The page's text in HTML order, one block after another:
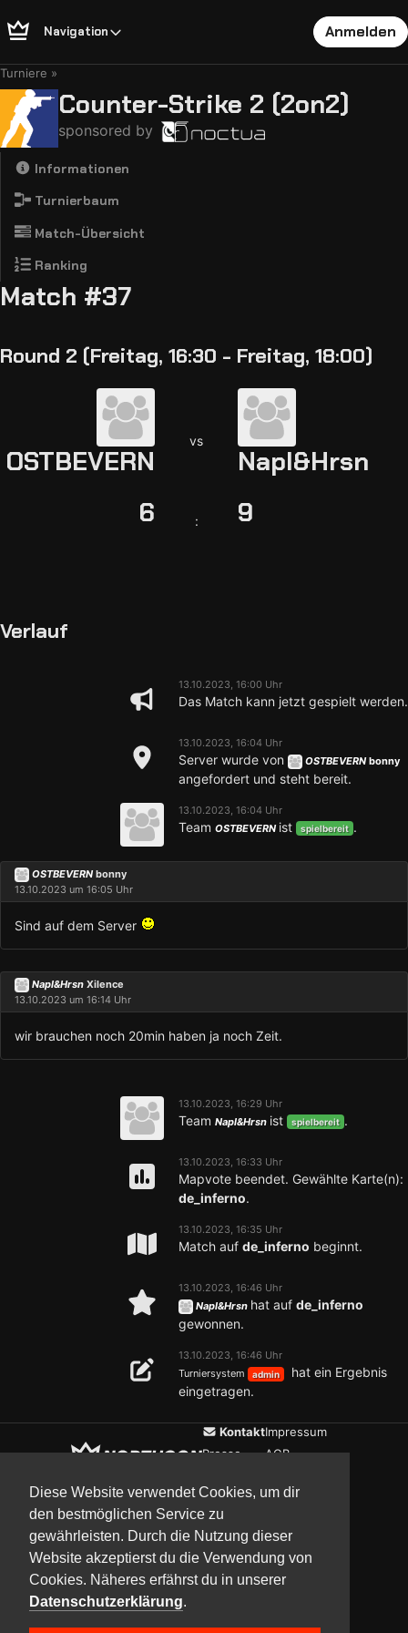
Diese Website verwendet Cookies, um dir
den bestmöglichen Service zu
gewährleisten. Durch die Nutzung dieser
Website akzeptierst du die Verwendung von
Cookies. Näheres erfährst du in unserer
Datenschutzerklärung.
Navigation Anmelden
Turniere
Counter-Strike 2 (2on2)
sponsored by
Informationen
Turnierbaum
Match-Übersicht
Ranking
Match #37
Round 2 (Freitag, 16:30 - Freitag, 18:00)
OSTBEVERN
vs
Napl&Hrsn
6
: 9
Verlauf
13.10.2023, 16:00 Uhr
Das Match kann jetzt gespielt werden.
13.10.2023, 16:04 Uhr
Server wurde von OSTBEVERNbonny
angefordert und steht bereit.
13.10.2023, 16:04 Uhr
Team OSTBEVERN ist spielbereit .
OSTBEVERNbonny
13.10.2023 um 16:05 Uhr
Sind auf dem Server
Napl&Hrsn Xilence
13.10.2023 um 16:14 Uhr
wir brauchen noch 20min haben ja noch Zeit.
13.10.2023, 16:29 Uhr
Team Napl&Hrsn ist spielbereit .
13.10.2023, 16:33 Uhr
Mapvote beendet. Gewählte Karte(n):
de_inferno.
13.10.2023, 16:35 Uhr
Match auf de_inferno beginnt.
13.10.2023, 16:46 Uhr
Napl&Hrsn hat auf de_inferno
gewonnen.
13.10.2023, 16:46 Uhr
Turniersystem
admin
hat ein Ergebnis
eingetragen.
Kontakt
Presse
Impressum
AGB
UpdatesCommunityMedia